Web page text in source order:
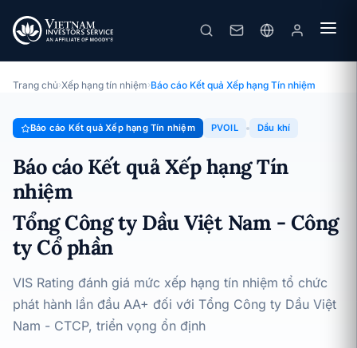
Báo cáo Kết quả Xếp hạng Tín nhiệm · Tổng Công ty Dầu Việt
Nam - Công ty Cổ phần · 16/04/2026
Trang chủ›Xếp hạng tín nhiệm›Báo cáo Kết quả Xếp hạng Tín nhiệm
Báo cáo Kết quả Xếp hạng Tín nhiệm PVOIL Dầu khí
Báo cáo Kết quả Xếp hạng Tín
nhiệm
Tổng Công ty Dầu Việt Nam - Công
ty Cổ phần
VIS Rating đánh giá mức xếp hạng tín nhiệm tổ chức
phát hành lần đầu AA+ đối với Tổng Công ty Dầu Việt
Nam - CTCP, triển vọng ổn định